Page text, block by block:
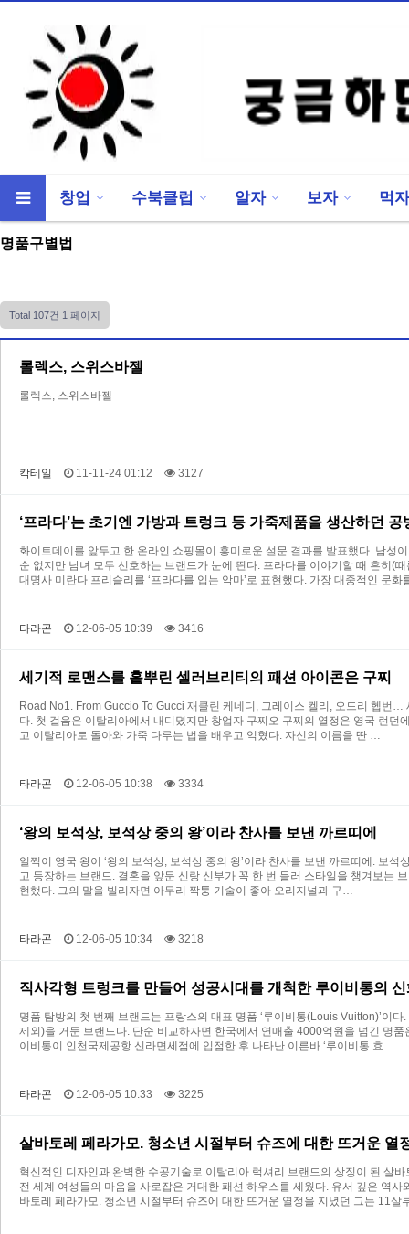
창업 수북클럽 알자 보자
먹자
명품구별법
Total 107건 1 페이지
롤렉스, 스위스바젤
롤렉스, 스위스바젤
칵테일 11-11-24 01:12 3127
‘프라다’는 초기엔 가방과 트렁크 등 가죽제품을 생산하던 공
화이트데이를 앞두고 한 온라인 쇼핑몰이 흥미로운 설문 결과를 발표했다. 남성
순 없지만 남녀 모두 선호하는 브랜드가 눈에 띈다. 프라다를 이야기할 때 흔히(
대명사 미란다 프리슬리를 ‘프라다를 입는 악마’로 표현했다. 가장 대중적인 문
타라곤 12-06-05 10:39 3416
세기적 로맨스를 흩뿌린 셀러브리티의 패션 아이콘은 구찌
Road No1. From Guccio To Gucci 재클린 케네디, 그레이스 켈리, 오드리 헵번
다. 첫 걸음은 이탈리아에서 내디뎠지만 창업자 구찌오 구찌의 열정은 영국 런
고 이탈리아로 돌아와 가죽 다루는 법을 배우고 익혔다. 자신의 이름을 딴 …
타라곤 12-06-05 10:38 3334
‘왕의 보석상, 보석상 중의 왕’이라 찬사를 보낸 까르띠에
일찍이 영국 왕이 ‘왕의 보석상, 보석상 중의 왕’이라 찬사를 보낸 까르띠에. 보
고 등장하는 브랜드. 결혼을 앞둔 신랑 신부가 꼭 한 번 들러 스타일을 챙겨보는
현했다. 그의 말을 빌리자면 아무리 짝퉁 기술이 좋아 오리지널과 구…
타라곤 12-06-05 10:34 3218
직사각형 트렁크를 만들어 성공시대를 개척한 루이비통의
명품 탐방의 첫 번째 브랜드는 프랑스의 대표 명품 ‘루이비통(Louis Vuitton)’이
제외)을 거둔 브랜드다. 단순 비교하자면 한국에서 연매출 4000억원을 넘긴 명
이비통이 인천국제공항 신라면세점에 입점한 후 나타난 이른바 ‘루이비통 효…
타라곤 12-06-05 10:33 3225
살바토레 페라가모. 청소년 시절부터 슈즈에 대한 뜨거운
혁신적인 디자인과 완벽한 수공기술로 이탈리아 럭셔리 브랜드의 상징이 된 살
전 세계 여성들의 마음을 사로잡은 거대한 패션 하우스를 세웠다. 유서 깊은 역
바토레 페라가모. 청소년 시절부터 슈즈에 대한 뜨거운 열정을 지녔던 그는 11